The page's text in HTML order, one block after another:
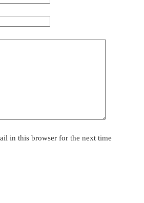
in this browser for the next time